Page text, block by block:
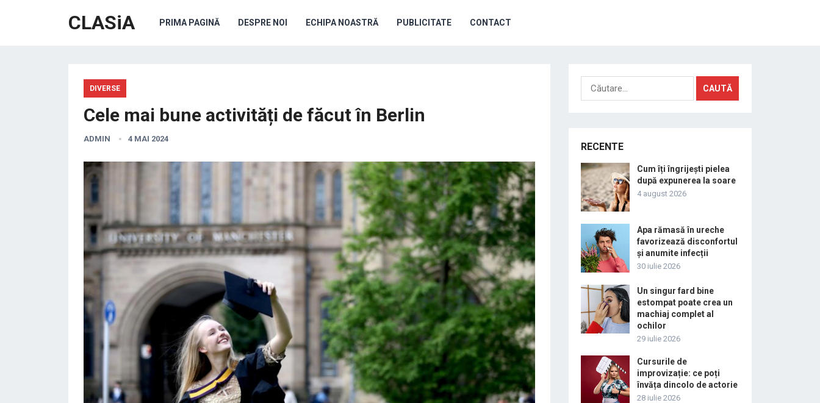
CLASiA PRIMA PAGINĂ DESPRE NOI ECHIPA NOASTRĂ PUBLICITATE CONTACT
DIVERSE
Cele mai bune activități de făcut în Berlin
ADMIN 4 MAI 2024
Caută
după:
RECENTE
Cum îți îngrijești pielea
după expunerea la soare
4 august 2026
Apa rămasă în ureche
favorizează disconfortul
și anumite infecții
30 iulie 2026
Un singur fard bine
estompat poate crea un
machiaj complet al
ochilor
29 iulie 2026
Cursurile de
improvizație: ce poți
învăța dincolo de actorie
28 iulie 2026